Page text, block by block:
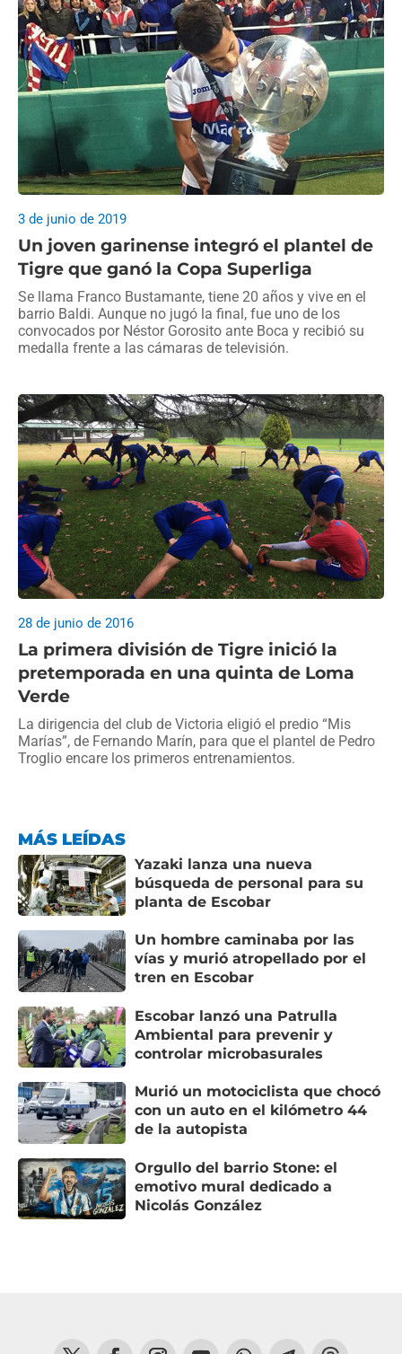
Un joven garinense integró el plantel de
Tigre que ganó la Copa Superliga
3 de junio de 2019
Se llama Franco Bustamante, tiene 20 años y vive en el
barrio Baldi. Aunque no jugó la final, fue uno de los
convocados por Néstor Gorosito ante Boca y recibió su
medalla frente a las cámaras de televisión.
La primera división de Tigre inició la
pretemporada en una quinta de Loma
Verde
28 de junio de 2016
La dirigencia del club de Victoria eligió el predio “Mis
Marías”, de Fernando Marín, para que el plantel de Pedro
Troglio encare los primeros entrenamientos.
MÁS LEÍDAS
Yazaki lanza una nueva
búsqueda de personal para su
planta de Escobar
Un hombre caminaba por las
vías y murió atropellado por el
tren en Escobar
Escobar lanzó una Patrulla
Ambiental para prevenir y
controlar microbasurales
Murió un motociclista que chocó
con un auto en el kilómetro 44
de la autopista
Orgullo del barrio Stone: el
emotivo mural dedicado a
Nicolás González